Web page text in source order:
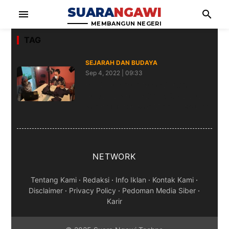
menu SUARANGAWI
MEMBANGUN NEGERI
search
TAG
SEJARAH DAN BUDAYA
Sep 4, 2022 | 09:33
NETWORK
Tentang Kami · Redaksi · Info Iklan · Kontak Kami ·
Disclaimer · Privacy Policy · Pedoman Media Siber ·
Karir